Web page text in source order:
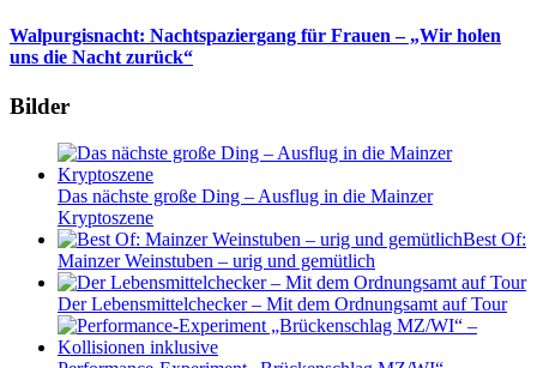
Walpurgisnacht: Nachtspaziergang für Frauen – „Wir holen
uns die Nacht zurück“
Bilder
Das nächste große Ding – Ausflug in die Mainzer
Kryptoszene
Best Of:
Mainzer Weinstuben – urig und gemütlich
Der Lebensmittelchecker – Mit dem Ordnungsamt auf Tour